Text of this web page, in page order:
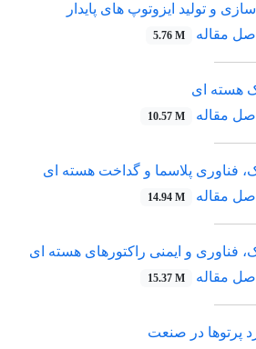
و تولید ایزوتوپ های پایدار
اصل مقاله 5.76 M
هسته ای
اصل مقاله 10.57 M
فناوری پلاسما و گداخت هسته ای
اصل مقاله 14.94 M
فناوری و ایمنی راکتورهای هسته ای
اصل مقاله 15.37 M
پرتوها در صنعت